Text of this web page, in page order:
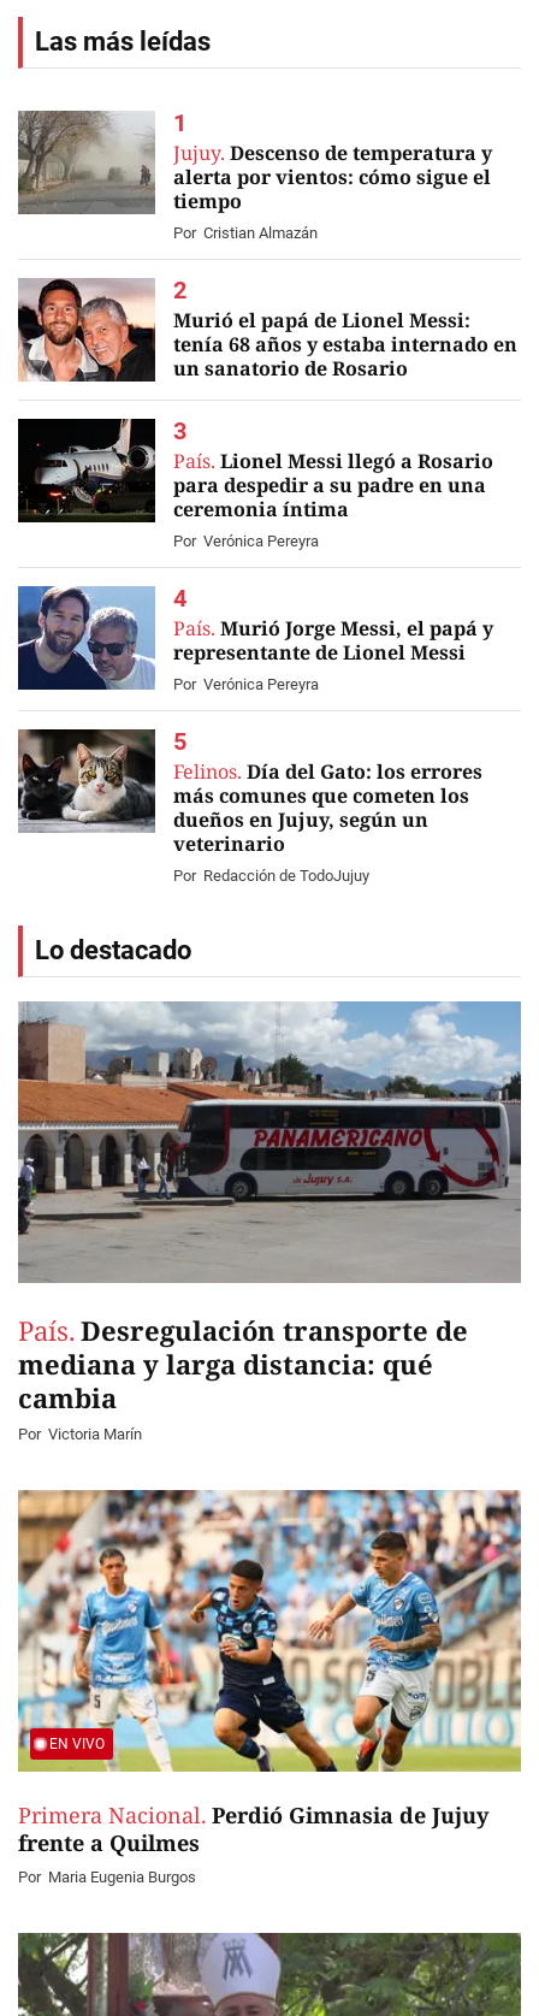
Las más leídas
Jujuy. Descenso de temperatura y
alerta por vientos: cómo sigue el
tiempo
Por Cristian Almazán
EN VIVO
Murió el papá de Lionel Messi:
tenía 68 años y estaba internado en
un sanatorio de Rosario
País. Lionel Messi llegó a Rosario
para despedir a su padre en una
ceremonia íntima
Por Verónica Pereyra
País. Murió Jorge Messi, el papá y
representante de Lionel Messi
Por Verónica Pereyra
Felinos. Día del Gato: los errores
más comunes que cometen los
dueños en Jujuy, según un
veterinario
Por Redacción de TodoJujuy
Lo destacado
País. Desregulación transporte de
mediana y larga distancia: qué
cambia
Por Victoria Marín
EN VIVO
Primera Nacional. Perdió Gimnasia de Jujuy
frente a Quilmes
Por Maria Eugenia Burgos